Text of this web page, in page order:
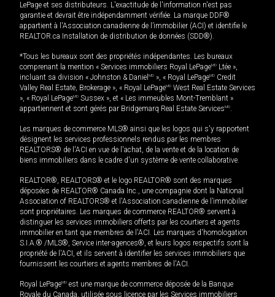
LePage et ses distributeurs. L'exactitude de l'information n'est pas
garantie et devrait être indépendamment vérifiée. La marque DDF®
appartient à l'Association canadienne de l’immobilier (ACI) et identifie le
REALTOR.ca Installation de distribution de données (SDD®).
*Tous les bureaux sont des propriétés indépendantes. Les bureaux
comprenant la mention « Services immobiliers Royal LePageMD Ltée »,
incluant sa division « Johnston & Daniel MD », « Royal LePageMD Credit
Valley Real Estate, Brokerage », « Royal LePageMD West Real Estate Services
», « Royal LePageMD Sussex », et « Les immeubles Mont-Tremblant »
appartiennent et sont gérés par Bridgemarq Real Estate ServicesMD.
Les marques de commerce MLS® ainsi que les logos qui s'y rapportent
désignent les services professionnels rendus par les membres
REALTORS® de l'ACI en vue de l'achat, de la vente et de la location de
biens immobiliers dans le cadre d'un système de vente collaborative.
REALTOR®, REALTORS® et le logo REALTOR® sont des marques
déposées de REALTOR® Canada Inc., une compagnie dont la National
Association of REALTORS® et l'Association canadienne de l’immobilier
sont propriétaires. Les marques de commerce REALTOR® servent à
distinguer les services immobiliers offerts par les courtiers et agents
immobilier en tant que membres de l'ACI. Les marques d'homologation
S.I.A.® /MLS®, Service inter-agences®, et leurs logos respectifs sont la
propriété de l'ACI, et ils servent à identifier les services immobiliers que
fournissent les courtiers et agents membres de l'ACI.
Royal LePageMD est une marque de commerce déposée de la Banque
Royale du Canada, utilisée sous licence par les Services immobiliers